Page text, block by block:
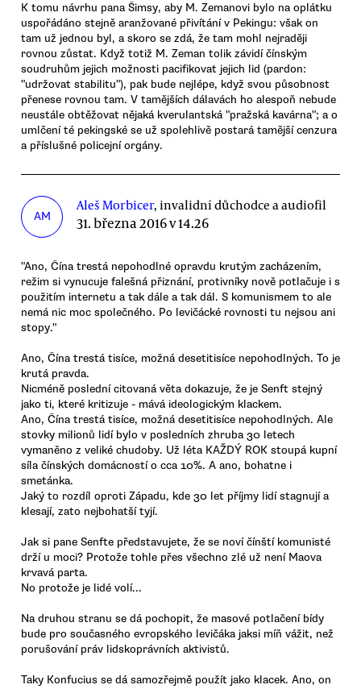
K tomu návrhu pana Šimsy, aby M. Zemanovi bylo na oplátku
uspořádáno stejně aranžované přivítání v Pekingu: však on
tam už jednou byl, a skoro se zdá, že tam mohl nejraději
rovnou zůstat. Když totiž M. Zeman tolik závidí čínským
soudruhům jejich možnosti pacifikovat jejich lid (pardon:
"udržovat stabilitu"), pak bude nejlépe, když svou působnost
přenese rovnou tam. V tamějších dálavách ho alespoň nebude
neustále obtěžovat nějaká kverulantská "pražská kavárna"; a o
umlčení té pekingské se už spolehlivě postará tamější cenzura
a příslušné policejní orgány.
AM
Aleš Morbicer, invalidní důchodce a audiofil
31. března 2016 v 14.26
"Ano, Čína trestá nepohodlné opravdu krutým zacházením,
režim si vynucuje falešná přiznání, protivníky nově potlačuje i s
použitím internetu a tak dále a tak dál. S komunismem to ale
nemá nic moc společného. Po levičácké rovnosti tu nejsou ani
stopy."
Ano, Čína trestá tisíce, možná desetitisíce nepohodlných. To je
krutá pravda.
Nicméně poslední citovaná věta dokazuje, že je Senft stejný
jako ti, které kritizuje - mává ideologickým klackem.
Ano, Čína trestá tisíce, možná desetitisíce nepohodlných. Ale
stovky milionů lidí bylo v posledních zhruba 30 letech
vymaněno z veliké chudoby. Už léta KAŽDÝ ROK stoupá kupní
síla čínských domácností o cca 10%. A ano, bohatne i
smetánka.
Jaký to rozdíl oproti Západu, kde 30 let příjmy lidí stagnují a
klesají, zato nejbohatší tyjí.
Jak si pane Senfte představujete, že se noví čínští komunisté
drží u moci? Protože tohle přes všechno zlé už není Maova
krvavá parta.
No protože je lidé volí...
Na druhou stranu se dá pochopit, že masové potlačení bídy
bude pro současného evropského levičáka jaksi míň vážit, než
porušování práv lidskoprávních aktivistů.
Taky Konfucius se dá samozřejmě použít jako klacek. Ano, on